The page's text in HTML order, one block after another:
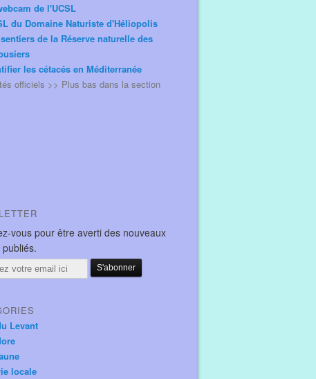
de l'UCSL
du Domaine Naturiste d'Héliopolis
de la Réserve naturelle des
les cétacés en Méditerranée
officiels >> Plus bas dans la section
vous pour être averti des nouveaux
Levant
locale